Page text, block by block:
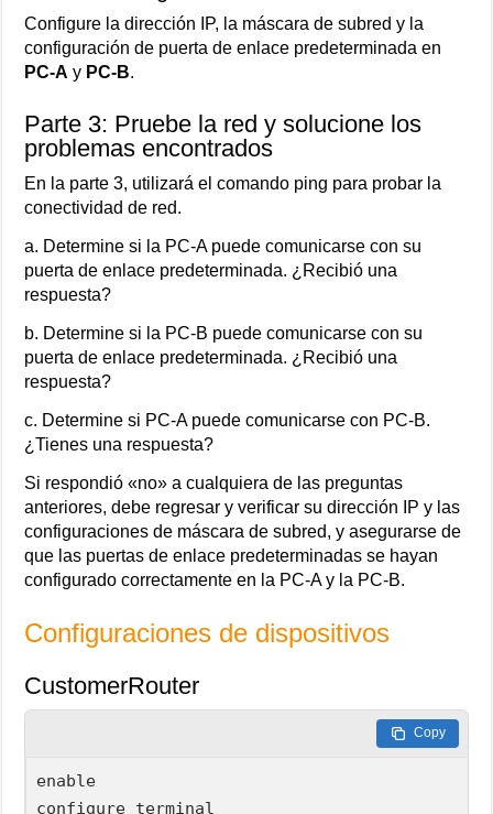
Configure la dirección IP, la máscara de subred y la
configuración de puerta de enlace predeterminada en
PC-A y PC-B.
Parte 3: Pruebe la red y solucione los
problemas encontrados
En la parte 3, utilizará el comando ping para probar la
conectividad de red.
a. Determine si la PC-A puede comunicarse con su
puerta de enlace predeterminada. ¿Recibió una
respuesta?
b. Determine si la PC-B puede comunicarse con su
puerta de enlace predeterminada. ¿Recibió una
respuesta?
c. Determine si PC-A puede comunicarse con PC-B.
¿Tienes una respuesta?
Si respondió «no» a cualquiera de las preguntas
anteriores, debe regresar y verificar su dirección IP y las
configuraciones de máscara de subred, y asegurarse de
que las puertas de enlace predeterminadas se hayan
configurado correctamente en la PC-A y la PC-B.
Configuraciones de dispositivos
CustomerRouter
Copy
enable
configure terminal